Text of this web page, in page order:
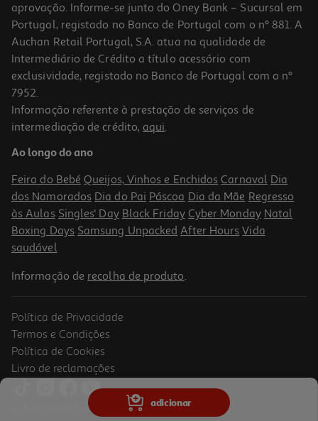
adicionar
Ferro A Vapor Qilive Q.5843 2200 W
12.99 €/un
12,99 €
Ferro A Vapor Braun Texstyle 1 Si1070pu 2000 W
aprovação. Informe-se junto do Oney Bank – Sucursal em
Portugal, registado no Banco de Portugal com o nº 881. A
Auchan Retail Portugal, S.A. atua na qualidade de
Intermediário de Crédito a título acessório com
exclusividade, registado no Banco de Portugal com o nº
7952.
Informação referente à prestação de serviços de
intermediação de crédito, aqui.
Ao longo do ano
Feira do Bebé Queijos, Vinhos e Enchidos Carnaval Dia
dos Namorados Dia do Pai Páscoa Dia da Mãe Regresso
às Aulas Singles' Day Black Friday Cyber Monday Natal
Boxing Days Samsung Unpacked After Hours Vida
saudável
Informação de recolha de produto.
Política de Privacidade
Termos e Condições
Política de Cookies
Livro de reclamações
© Auchan Retail Portugal